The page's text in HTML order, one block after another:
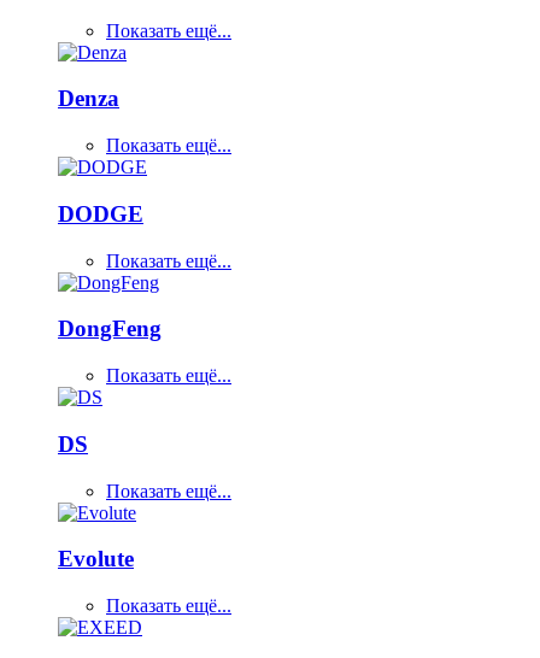
Показать ещё...
Denza
Показать ещё...
DODGE
Показать ещё...
DongFeng
Показать ещё...
DS
Показать ещё...
Evolute
Показать ещё...